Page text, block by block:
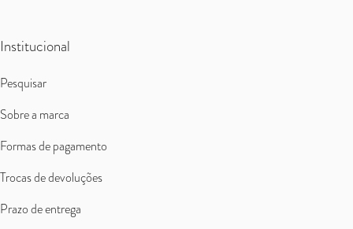
Institucional
Pesquisar
Sobre a marca
Formas de pagamento
Trocas de devoluções
Prazo de entrega